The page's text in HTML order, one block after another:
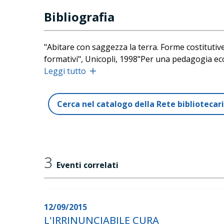
Bibliografia
"Abitare con saggezza la terra. Forme
formativi", Unicopli, 1998"Per una pedagogia
cura della vita della mente", La Nuova Italia,
pratica dell'aver cura", Bruno Mondadori,
Formazione e pensiero autonomo", Cortina,
della cura", Raffaello Cortina, 2015
Leggi tutto
Cerca nel catalogo della Rete
3 Eventi correlati
12/09/2015
L'IRRINUNCIABILE CURA